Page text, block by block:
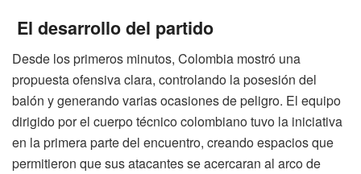
El desarrollo del partido
Desde los primeros minutos, Colombia mostró una
propuesta ofensiva clara, controlando la posesión del
balón y generando varias ocasiones de peligro. El equipo
dirigido por el cuerpo técnico colombiano tuvo la iniciativa
en la primera parte del encuentro, creando espacios que
permitieron que sus atacantes se acercaran al arco de